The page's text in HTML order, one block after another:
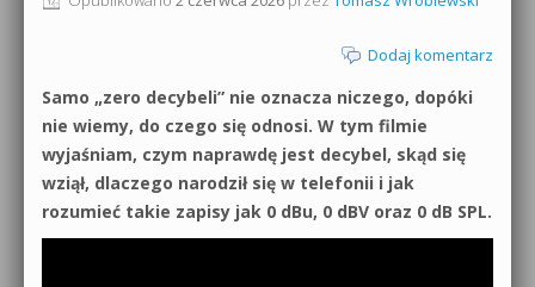
Sylenth1 od podstaw
Sound Forge od podstaw
Dubstep z syntezatorem Massive
Newsletter
Materiały dla mediów
Archiwum aktualności
Dodaj komentarz
Samo „zero decybeli” nie oznacza niczego, dopóki
nie wiemy, do czego się odnosi. W tym filmie
wyjaśniam, czym naprawdę jest decybel, skąd się
wziął, dlaczego narodził się w telefonii i jak
rozumieć takie zapisy jak 0 dBu, 0 dBV oraz 0 dB SPL.